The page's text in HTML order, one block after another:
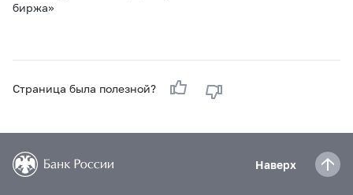
биржа»
Страница была полезной?
Наверх